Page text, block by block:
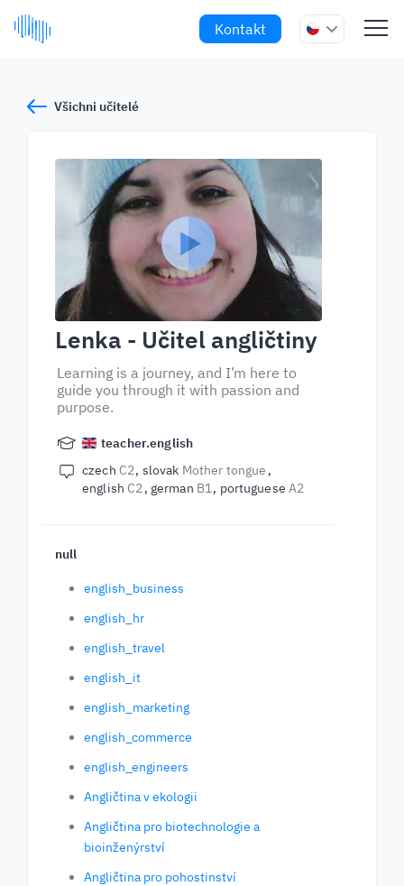
Kontakt
Všichni učitelé
Lenka - Učitel angličtiny
Learning is a journey, and I’m here to
guide you through it with passion and
purpose.
teacher.english
czech C2 slovak Mother tongue
english C2 german B1 portugueseA2
null
english_business
english_hr
english_travel
english_it
english_marketing
english_commerce
english_engineers
Angličtina v ekologii
Angličtina pro biotechnologie a
bioinženýrství
Angličtina pro pohostinství